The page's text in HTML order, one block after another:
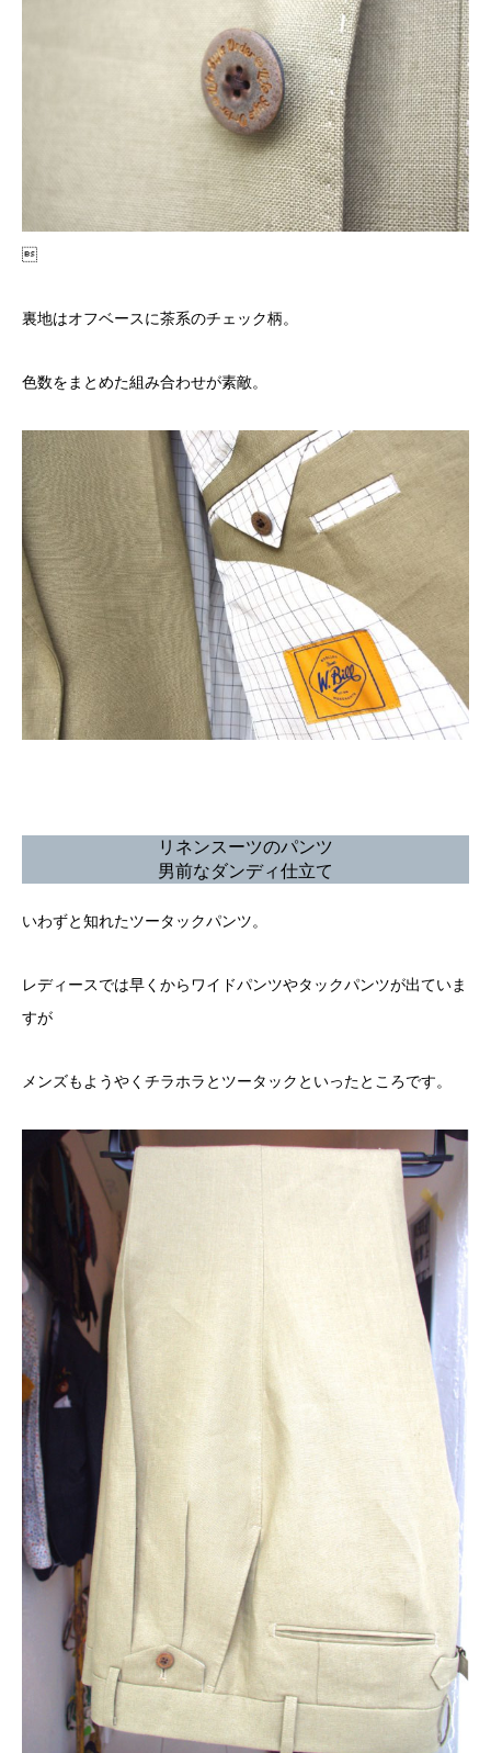

裏地はオフベースに茶系のチェック柄。
色数をまとめた組み合わせが素敵。
リネンスーツのパンツ
男前なダンディ仕立て
いわずと知れたツータックパンツ。
レディースでは早くからワイドパンツやタックパンツが出ていま
すが
メンズもようやくチラホラとツータックといったところです。